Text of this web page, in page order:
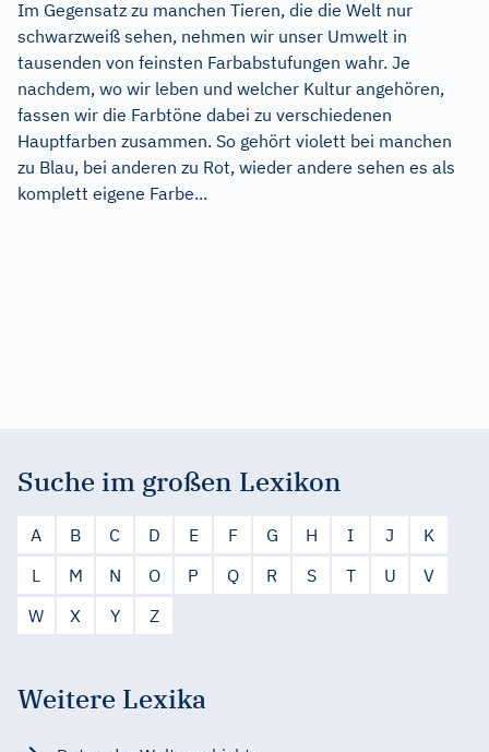
Im Gegensatz zu manchen Tieren, die die Welt nur
schwarzweiß sehen, nehmen wir unser Umwelt in
tausenden von feinsten Farbabstufungen wahr. Je
nachdem, wo wir leben und welcher Kultur angehören,
fassen wir die Farbtöne dabei zu verschiedenen
Hauptfarben zusammen. So gehört violett bei manchen
zu Blau, bei anderen zu Rot, wieder andere sehen es als
komplett eigene Farbe...
Suche im großen Lexikon
A B C D E F G H I J
K
L
M N O P Q R S T U
V
W
X Y Z
Weitere Lexika